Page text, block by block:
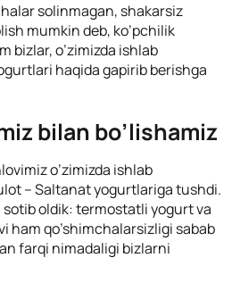
solinmagan, shakarsiz
mumkin deb, ko’pchilik
bizlar, o’zimizda ishlab
haqida gapirib berishga
bilan bo’lishamiz
o’zimizda ishlab
– Saltanat yogurtlariga tushdi.
oldik: termostatli yogurt va
ham qo’shimchalarsizligi sabab
farqi nimadaligi bizlarni